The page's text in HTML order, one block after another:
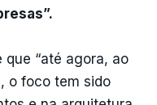
que “até agora, ao
o foco tem sido